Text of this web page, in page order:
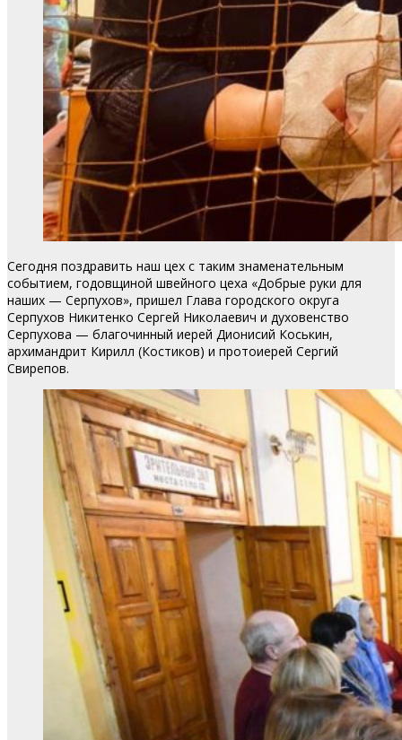
Сегодня поздравить наш цех с таким знаменательным
событием, годовщиной швейного цеха «Добрые руки для
наших — Серпухов», пришел Глава городского округа
Серпухов Никитенко Сергей Николаевич и духовенство
Серпухова — благочинный иерей Дионисий Коськин,
архимандрит Кирилл (Костиков) и протоиерей Сергий
Свирепов.